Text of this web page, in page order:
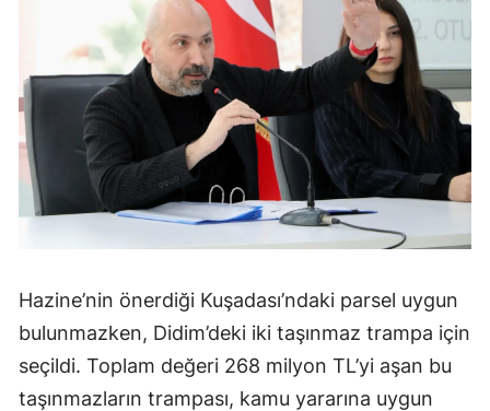
Hazine’nin önerdiği Kuşadası’ndaki parsel uygun
bulunmazken, Didim’deki iki taşınmaz trampa için
seçildi. Toplam değeri 268 milyon TL’yi aşan bu
taşınmazların trampası, kamu yararına uygun